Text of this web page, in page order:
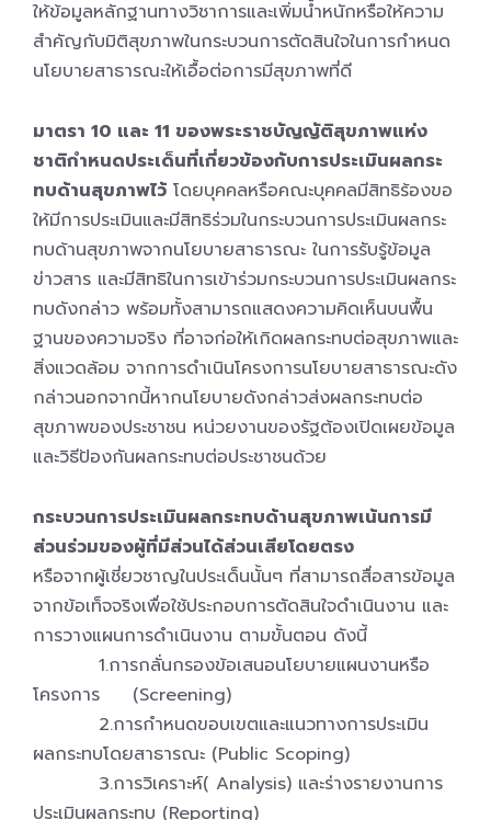
ให้ข้อมูลหลักฐานทางวิชาการและเพิ่มน้ำหนักหรือให้ความ
สำคัญกับมิติสุขภาพในกระบวนการตัดสินใจในการกำหนด
นโยบายสาธารณะให้เอื้อต่อการมีสุขภาพที่ดี
มาตรา 10 และ 11 ของพระราชบัญญัติสุขภาพแห่ง
ชาติกำหนดประเด็นที่เกี่ยวข้องกับการประเมินผลกระ
ทบด้านสุขภาพไว้ โดยบุคคลหรือคณะบุคคลมีสิทธิร้องขอ
ให้มีการประเมินและมีสิทธิร่วมในกระบวนการประเมินผลกระ
ทบด้านสุขภาพจากนโยบายสาธารณะ ในการรับรู้ข้อมูล
ข่าวสาร และมีสิทธิในการเข้าร่วมกระบวนการประเมินผลกระ
ทบดังกล่าว พร้อมทั้งสามารถแสดงความคิดเห็นบนพื้น
ฐานของความจริง ที่อาจก่อให้เกิดผลกระทบต่อสุขภาพและ
สิ่งแวดล้อม จากการดำเนินโครงการนโยบายสาธารณะดัง
กล่าวนอกจากนี้หากนโยบายดังกล่าวส่งผลกระทบต่อ
สุขภาพของประชาชน หน่วยงานของรัฐต้องเปิดเผยข้อมูล
และวิธีป้องกันผลกระทบต่อประชาชนด้วย
กระบวนการประเมินผลกระทบด้านสุขภาพเน้นการมี
ส่วนร่วมของผู้ที่มีส่วนได้ส่วนเสียโดยตรง
หรือจากผู้เชี่ยวชาญในประเด็นนั้นๆ ที่สามารถสื่อสารข้อมูล
จากข้อเท็จจริงเพื่อใช้ประกอบการตัดสินใจดำเนินงาน และ
การวางแผนการดำเนินงาน ตามขั้นตอน ดังนี้
1.การกลั่นกรองข้อเสนอนโยบายแผนงานหรือ
โครงการ (Screening)
2.การกำหนดขอบเขตและแนวทางการประเมิน
ผลกระทบโดยสาธารณะ (Public Scoping)
3.การวิเคราะห์( Analysis) และร่างรายงานการ
ประเมินผลกระทบ (Reporting)